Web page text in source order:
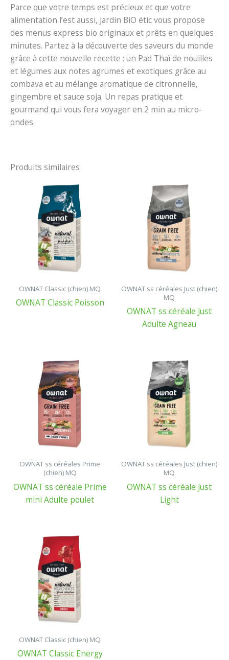
Parce que votre temps est précieux et que votre
alimentation l’est aussi, Jardin BiO étic vous propose
des menus express bio originaux et prêts en quelques
minutes. Partez à la découverte des saveurs du monde
grâce à cette nouvelle recette : un Pad Thaï de nouilles
et légumes aux notes agrumes et exotiques grâce au
combava et au mélange aromatique de citronnelle,
gingembre et sauce soja. Un repas pratique et
gourmand qui vous fera voyager en 2 min au micro-
ondes.
Produits similaires
OWNAT Classic (chien) MQ
OWNAT Classic Poisson
OWNAT ss céréales Just (chien)
MQ
OWNAT ss céréale Just
Adulte Agneau
OWNAT ss céréales Prime
(chien) MQ
OWNAT ss céréale Prime
mini Adulte poulet
OWNAT ss céréales Just (chien)
MQ
OWNAT ss céréale Just
Light
OWNAT Classic (chien) MQ
OWNAT Classic Energy